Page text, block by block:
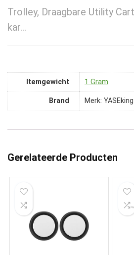
Trolley, Draagbare Utility
kar…
Itemgewicht ‎1 Gram
Brand Merk: YASEking
Gerelateerde Producten